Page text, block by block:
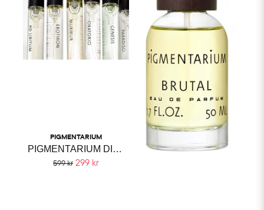
PIGMENTARIUM
PIGMENTARIUM DISCOVERY SET
599 kr 299 kr